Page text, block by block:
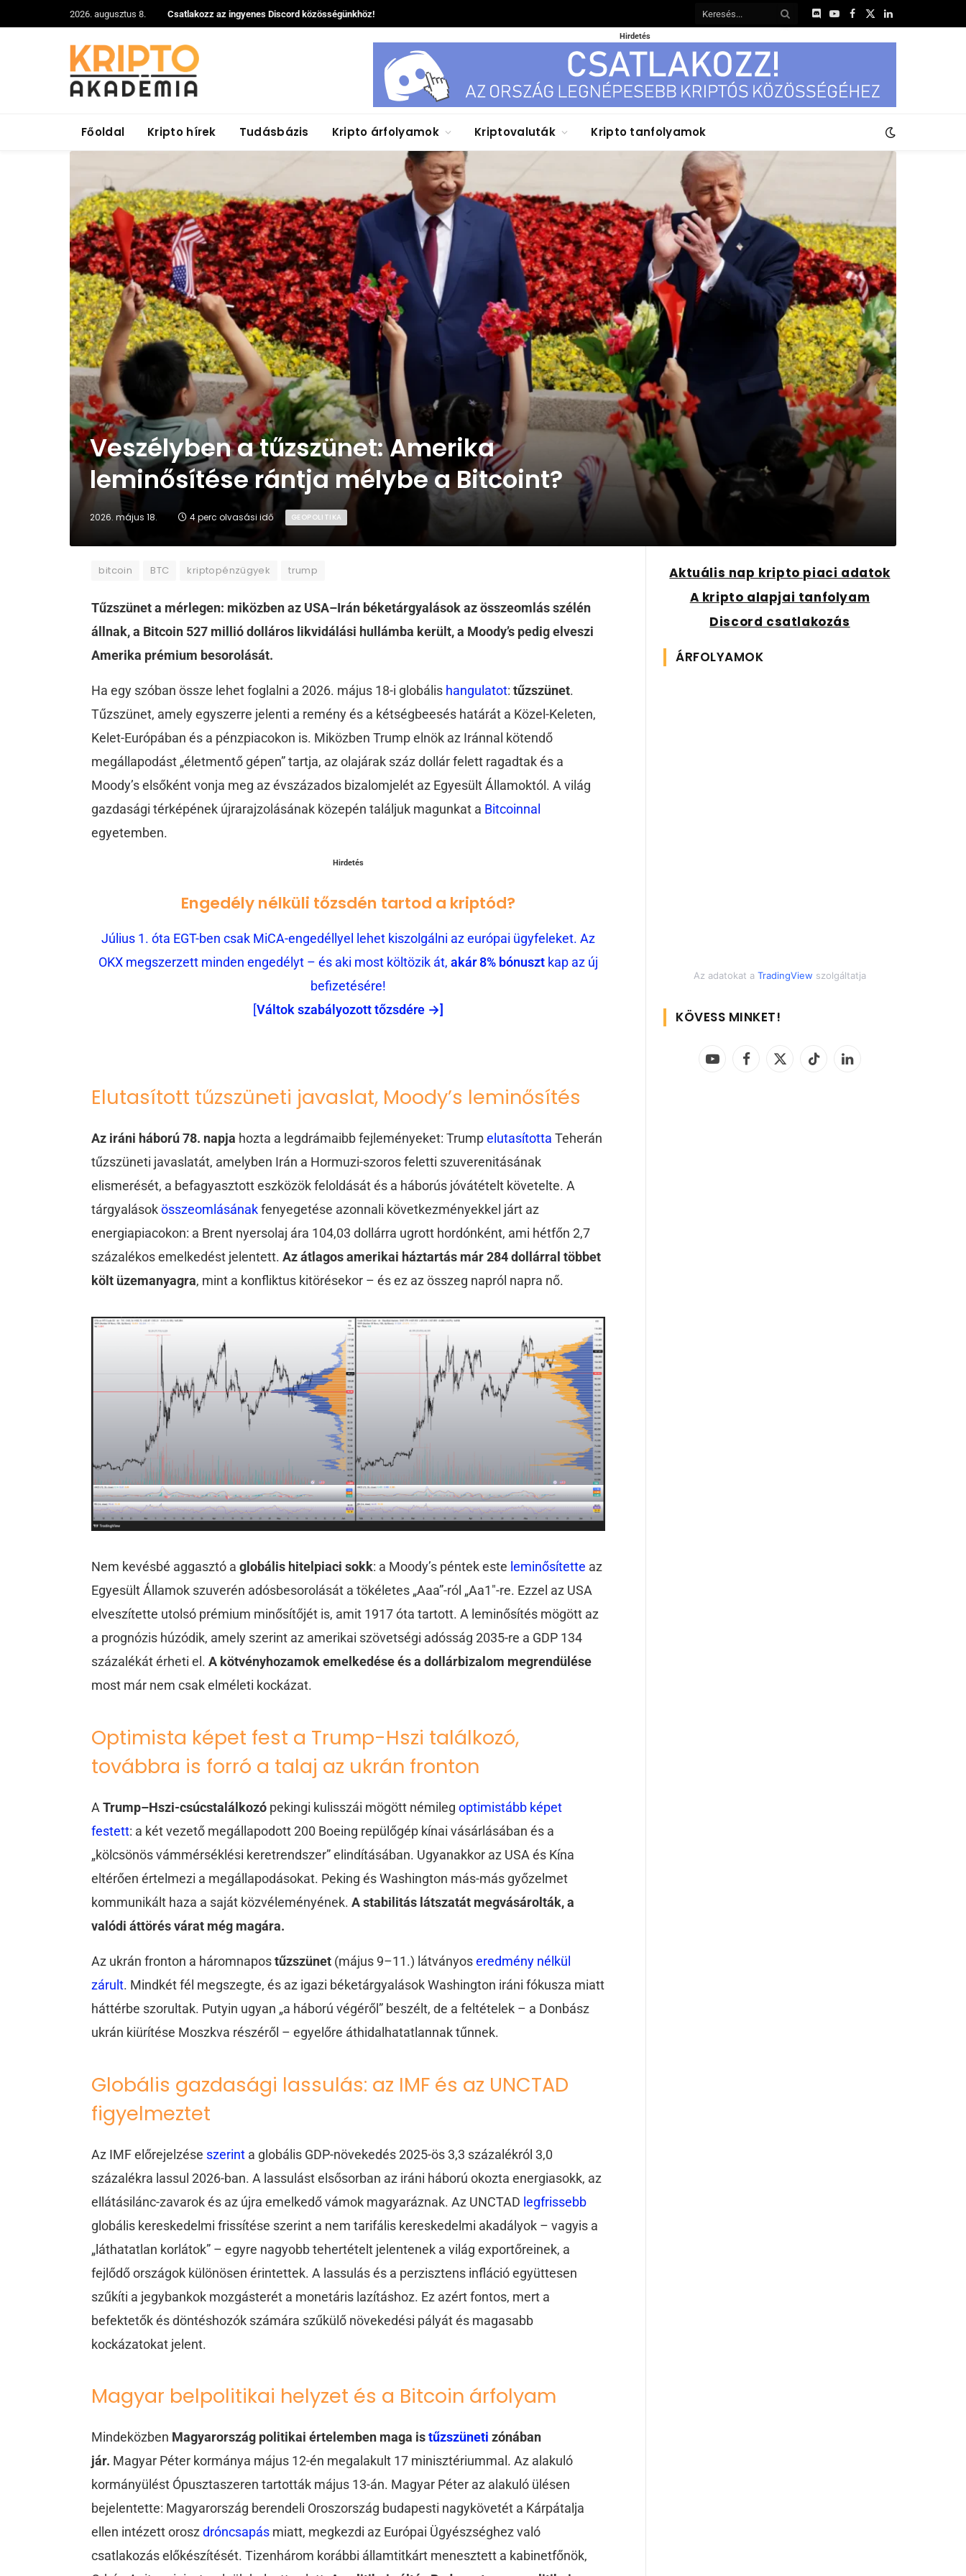
2026. augusztus 8. Csatlakozz az ingyenes Discord közösségünkhöz!
DiscordYouTube
Facebook
X
LinkedIn
Hirdetés
Főoldal Kripto hírek Tudásbázis Kripto árfolyamok Kriptovaluták Kripto tanfolyamok
Veszélyben a tűzszünet: Amerika
leminősítése rántja mélybe a Bitcoint?
2026. május 18. 4 perc olvasási idő GEOPOLITIKA
bitcoin BTC kriptopénzügyek trump
Tűzszünet a mérlegen: miközben az USA–Irán béketárgyalások az összeomlás szélén
állnak, a Bitcoin 527 millió dolláros likvidálási hullámba került, a Moody’s pedig elveszi
Amerika prémium besorolását.
Ha egy szóban össze lehet foglalni a 2026. május 18-i globális hangulatot:tűzszünet.
Tűzszünet, amely egyszerre jelenti a remény és a kétségbeesés határát a Közel-Keleten,
Kelet-Európában és a pénzpiacokon is. Miközben Trump elnök az Iránnal kötendő
megállapodást „életmentő gépen” tartja, az olajárak száz dollár felett ragadtak és a
Moody’s elsőként vonja meg az évszázados bizalomjelét az Egyesült Államoktól. A világ
gazdasági térképének újrarajzolásának közepén találjuk magunkat a Bitcoinnal
egyetemben.
Hirdetés
Engedély nélküli tőzsdén tartod a kriptód?
Július 1. óta EGT-ben csak MiCA-engedéllyel lehet kiszolgálni az európai ügyfeleket. Az
OKX megszerzett minden engedélyt – és aki most költözik át, akár 8% bónuszt kap az új
befizetésére!
[Váltok szabályozott tőzsdére →]
Elutasított tűzszüneti javaslat, Moody’s leminősítés
Az iráni háború 78. napja hozta a legdrámaibb fejleményeket: TrumpelutasítottaTeherán
tűzszüneti javaslatát, amelyben Irán a Hormuzi-szoros feletti szuverenitásának
elismerését, a befagyasztott eszközök feloldását és a háborús jóvátételt követelte. A
tárgyalásokösszeomlásánakfenyegetése azonnali következményekkel járt az
energiapiacokon: a Brent nyersolaj ára 104,03 dollárra ugrott hordónként, ami hétfőn 2,7
százalékos emelkedést jelentett.Az átlagos amerikai háztartás már 284 dollárral többet
költ üzemanyagra, mint a konfliktus kitörésekor – és ez az összeg napról napra nő.
Nem kevésbé aggasztó aglobális hitelpiaci sokk: a Moody’s péntek este leminősítette az
Egyesült Államok szuverén adósbesorolását a tökéletes „Aaa”-ról „Aa1″-re. Ezzel az USA
elveszítette utolsó prémium minősítőjét is, amit 1917 óta tartott. A leminősítés mögött az
a prognózis húzódik, amely szerint az amerikai szövetségi adósság 2035-re a GDP 134
százalékát érheti el.A kötvényhozamok emelkedése és a dollárbizalom megrendülése
most már nem csak elméleti kockázat.
Optimista képet fest a Trump-Hszi találkozó,
továbbra is forró a talaj az ukrán fronton
ATrump–Hszi-csúcstalálkozó pekingi kulisszái mögött némilegoptimistább képet
festett: a két vezető megállapodott 200 Boeing repülőgép kínai vásárlásában és a
„kölcsönös vámmérséklési keretrendszer” elindításában. Ugyanakkor az USA és Kína
eltérően értelmezi a megállapodásokat. Peking és Washington más-más győzelmet
kommunikált haza a saját közvéleményének.A stabilitás látszatát megvásárolták, a
valódi áttörés várat még magára.
Az ukrán fronton a háromnapostűzszünet (május 9–11.) látványoseredmény nélkül
zárult. Mindkét fél megszegte, és az igazi béketárgyalások Washington iráni fókusza miatt
háttérbe szorultak. Putyin ugyan „a háború végéről” beszélt, de a feltételek – a Donbász
ukrán kiürítése Moszkva részéről – egyelőre áthidalhatatlannak tűnnek.
Globális gazdasági lassulás: az IMF és az UNCTAD
figyelmeztet
Az IMF előrejelzése szerint a globális GDP-növekedés 2025-ös 3,3 százalékról 3,0
százalékra lassul 2026-ban. A lassulást elsősorban az iráni háború okozta energiasokk, az
ellátásilánc-zavarok és az újra emelkedő vámok magyaráznak. Az UNCTAD legfrissebb
globális kereskedelmi frissítése szerint a nem tarifális kereskedelmi akadályok – vagyis a
„láthatatlan korlátok” – egyre nagyobb tehertételt jelentenek a világ exportőreinek, a
fejlődő országok különösen érintettek. A lassulás és a perzisztens infláció együttesen
szűkíti a jegybankok mozgásterét a monetáris lazításhoz. Ez azért fontos, mert a
befektetők és döntéshozók számára szűkülő növekedési pályát és magasabb
kockázatokat jelent.
Magyar belpolitikai helyzet és a Bitcoin árfolyam
Mindeközben Magyarország politikai értelemben maga istűzszünetizónában
jár. Magyar Péter kormánya május 12-én megalakult 17 minisztériummal.Az alakuló
kormányülést Ópusztaszeren tartották május 13-án. Magyar Péter az alakuló ülésen
bejelentette: Magyarország berendeli Oroszország budapesti nagykövetét a Kárpátalja
ellen intézett oroszdróncsapás miatt, megkezdi az Európai Ügyészséghez való
csatlakozás előkészítését. Tizenhárom korábbi államtitkárt menesztett a kabinetfőnök,
Aktuális nap kripto piaci adatok
A kripto alapjai tanfolyam
Discord csatlakozás
ÁRFOLYAMOK
Az adatokat a TradingView szolgáltatja
KÖVESS MINKET!
YouTubeFacebook
X
TikTok LinkedIn